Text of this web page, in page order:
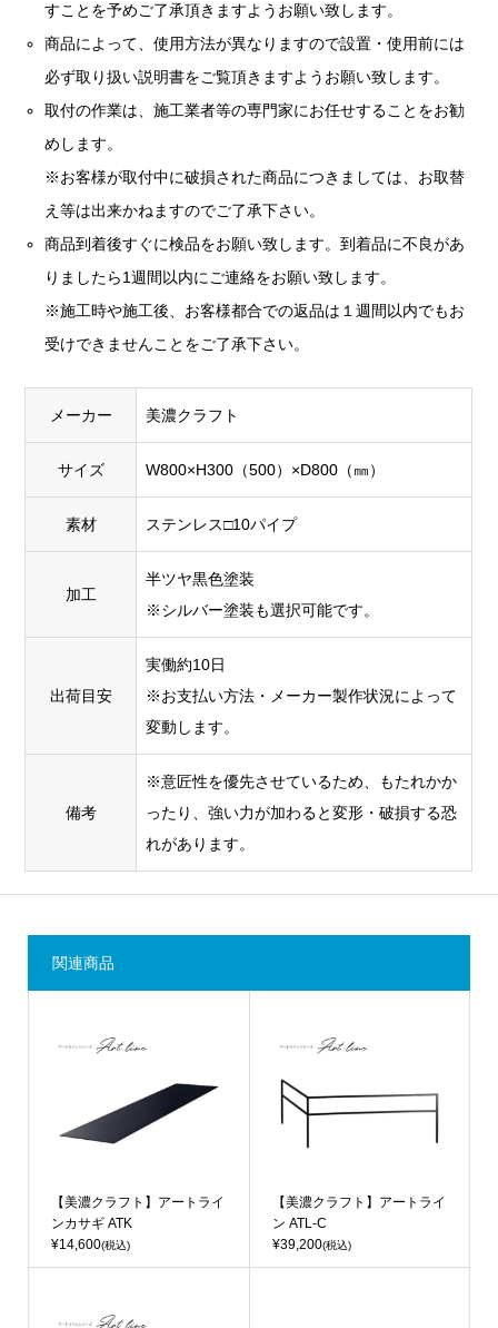
すことを予めご了承頂きますようお願い致します。
商品によって、使用方法が異なりますので設置・使用前には
必ず取り扱い説明書をご覧頂きますようお願い致します。
取付の作業は、施工業者等の専門家にお任せすることをお勧
めします。
※お客様が取付中に破損された商品につきましては、お取替
え等は出来かねますのでご了承下さい。
商品到着後すぐに検品をお願い致します。到着品に不良があ
りましたら1週間以内にご連絡をお願い致します。
※施工時や施工後、お客様都合での返品は１週間以内でもお
受けできませんことをご了承下さい。
メーカー 美濃クラフト
サイズ W800×H300（500）×D800（㎜）
素材 ステンレス□10パイプ
加工
半ツヤ黒色塗装
※シルバー塗装も選択可能です。
出荷目安
実働約10日
※お支払い方法・メーカー製作状況によって
変動します。
備考
※意匠性を優先させているため、もたれかか
ったり、強い力が加わると変形・破損する恐
れがあります。
関連商品
【美濃クラフト】アートライ
ンカサギ ATK
¥14,600(税込)
【美濃クラフト】アートライ
ン ATL-C
¥39,200(税込)